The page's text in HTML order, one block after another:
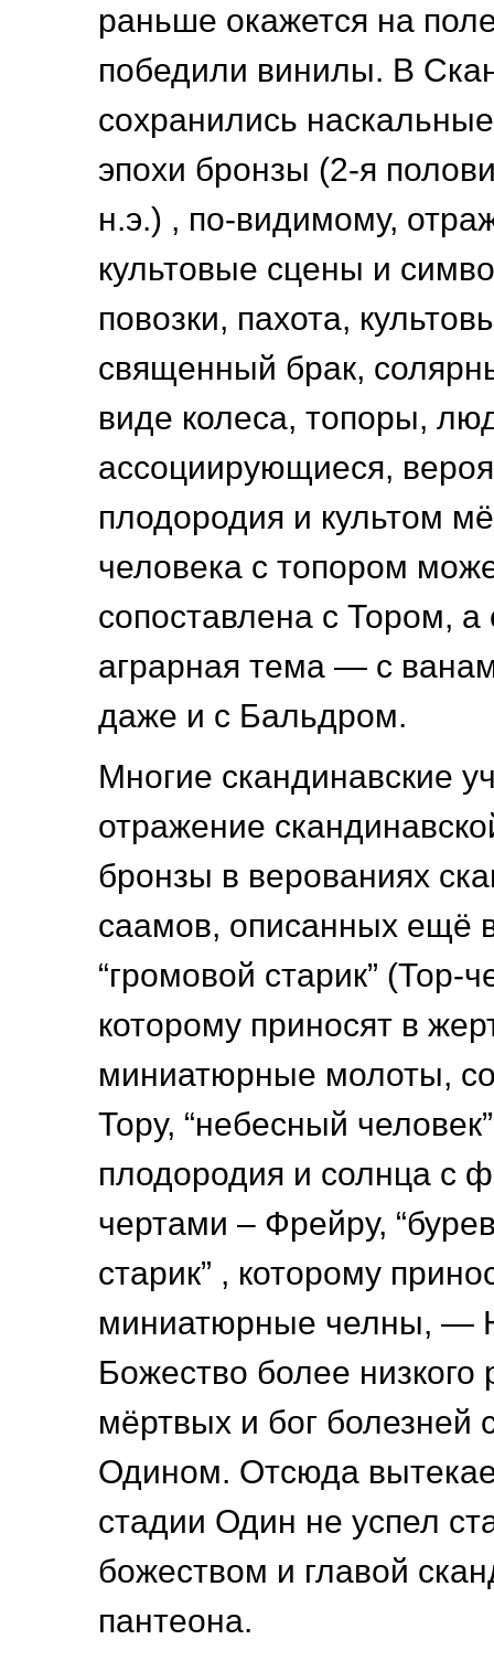
раньше окажется на
победили винилы. В
сохранились
эпохи бронзы (2-я
н.э.) , по-видимому,
культовые сцены и
повозки, пахота,
священный брак,
виде колеса, топоры,
ассоциирующиеся,
плодородия и культом
человека с топором
сопоставлена с Тором, а
аграрная тема — с
даже и с Бальдром.
Многие скандинавские
отражение
бронзы в верованиях
саамов, описанных ещё
“громовой старик” (Тор-
которому приносят в
миниатюрные молоты,
Тору, “небесный
плодородия и солнца с
чертами – Фрейру,
старик” , которому
миниатюрные челны, —
Божество более низкого
мёртвых и бог болезней
Одином. Отсюда
стадии Один не успел
божеством и главой
пантеона.